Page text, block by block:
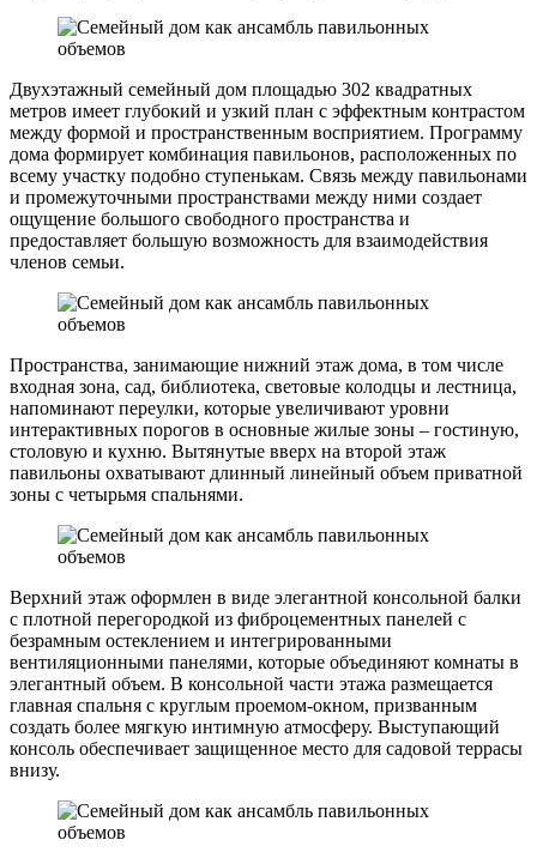
Двухэтажный семейный дом площадью 302 квадратных
метров имеет глубокий и узкий план с эффектным контрастом
между формой и пространственным восприятием. Программу
дома формирует комбинация павильонов, расположенных по
всему участку подобно ступенькам. Связь между павильонами
и промежуточными пространствами между ними создает
ощущение большого свободного пространства и
предоставляет большую возможность для взаимодействия
членов семьи.
Пространства, занимающие нижний этаж дома, в том числе
входная зона, сад, библиотека, световые колодцы и лестница,
напоминают переулки, которые увеличивают уровни
интерактивных порогов в основные жилые зоны – гостиную,
столовую и кухню. Вытянутые вверх на второй этаж
павильоны охватывают длинный линейный объем приватной
зоны с четырьмя спальнями.
Верхний этаж оформлен в виде элегантной консольной балки
с плотной перегородкой из фиброцементных панелей с
безрамным остеклением и интегрированными
вентиляционными панелями, которые объединяют комнаты в
элегантный объем. В консольной части этажа размещается
главная спальня с круглым проемом-окном, призванным
создать более мягкую интимную атмосферу. Выступающий
консоль обеспечивает защищенное место для садовой террасы
внизу.